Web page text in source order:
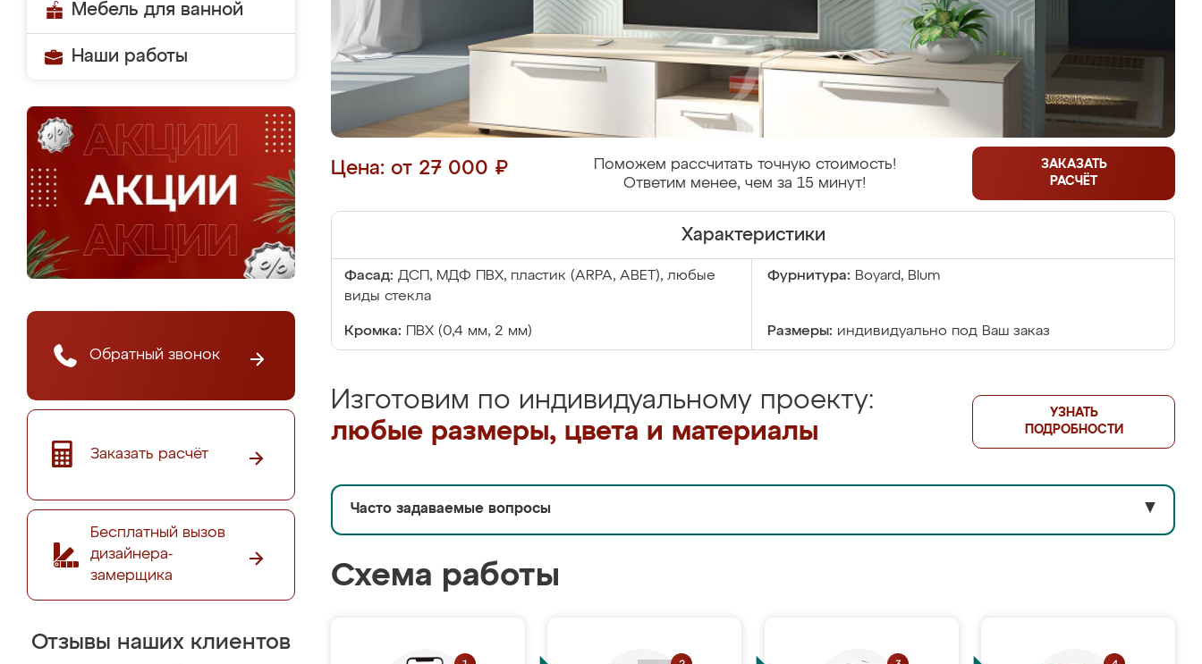
Мебель для ванной
Наши работы
Обратный звонок
Заказать расчёт
Бесплатный вызов
дизайнера-
замерщика
Отзывы наших клиентов
Цена: от 27 000 ₽
Поможем рассчитать точную стоимость!
Ответим менее, чем за 15 минут!
ЗАКАЗАТЬ
РАСЧЁТ
Характеристики
Фасад: ДСП, МДФ ПВХ, пластик (ARPA, ABET), любые
виды стекла
Фурнитура: Boyard, Blum
Кромка: ПВХ (0,4 мм, 2 мм) Размеры: индивидуально под Ваш заказ
Изготовим по индивидуальному проекту:
любые размеры, цвета и материалы
УЗНАТЬ
ПОДРОБНОСТИ
Часто задаваемые вопросы ▼
Схема работы